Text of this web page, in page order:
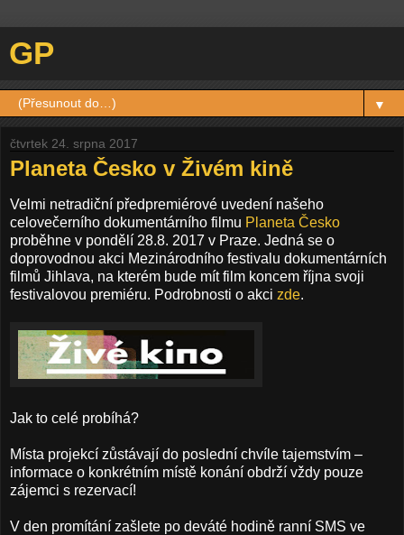
GP
▼
čtvrtek 24. srpna 2017
Planeta Česko v Živém kině
Velmi netradiční předpremiérové uvedení našeho
celovečerního dokumentárního filmu Planeta Česko
proběhne v pondělí 28.8. 2017 v Praze. Jedná se o
doprovodnou akci Mezinárodního festivalu dokumentárních
filmů Jihlava, na kterém bude mít film koncem října svoji
festivalovou premiéru. Podrobnosti o akci zde.
Jak to celé probíhá?
Místa projekcí zůstávají do poslední chvíle tajemstvím –
informace o konkrétním místě konání obdrží vždy pouze
zájemci s rezervací!
V den promítání zašlete po deváté hodině ranní SMS ve